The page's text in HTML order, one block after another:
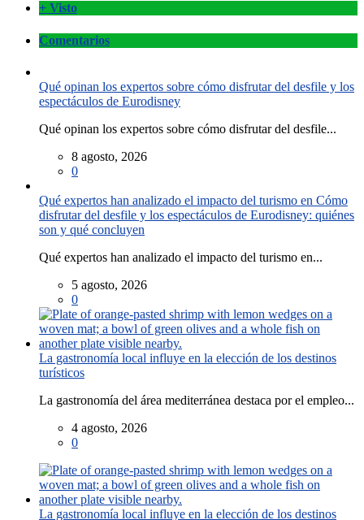
+ Visto
Comentarios
Qué opinan los expertos sobre cómo disfrutar del desfile y los
espectáculos de Eurodisney
Qué opinan los expertos sobre cómo disfrutar del desfile...
8 agosto, 2026
0
Qué expertos han analizado el impacto del turismo en Cómo
disfrutar del desfile y los espectáculos de Eurodisney: quiénes
son y qué concluyen
Qué expertos han analizado el impacto del turismo en...
5 agosto, 2026
0
La gastronomía local influye en la elección de los destinos
turísticos
La gastronomía del área mediterránea destaca por el empleo...
4 agosto, 2026
0
La gastronomía local influye en la elección de los destinos